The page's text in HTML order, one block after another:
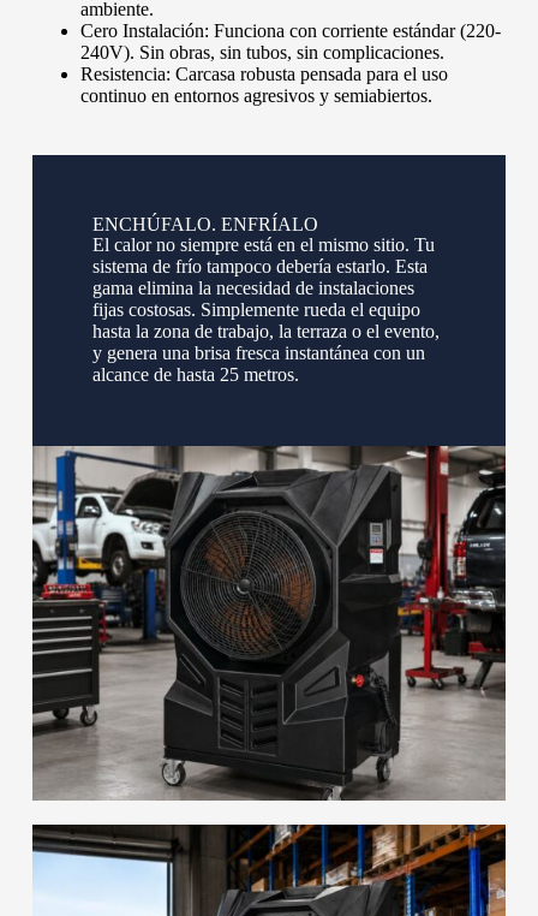
ambiente.
Cero Instalación: Funciona con corriente estándar (220-
240V). Sin obras, sin tubos, sin complicaciones.
Resistencia: Carcasa robusta pensada para el uso
continuo en entornos agresivos y semiabiertos.
ENCHÚFALO. ENFRÍALO
El calor no siempre está en el mismo sitio. Tu
sistema de frío tampoco debería estarlo. Esta
gama elimina la necesidad de instalaciones
fijas costosas. Simplemente rueda el equipo
hasta la zona de trabajo, la terraza o el evento,
y genera una brisa fresca instantánea con un
alcance de hasta 25 metros.